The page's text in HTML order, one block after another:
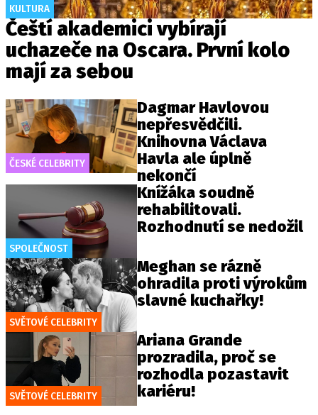
KULTURA
Čeští akademici vybírají
uchazeče na Oscara. První kolo
mají za sebou
ČESKÉ CELEBRITY
Dagmar Havlovou
nepřesvědčili.
Knihovna Václava
Havla ale úplně
nekončí
SPOLEČNOST
Knížáka soudně
rehabilitovali.
Rozhodnutí se nedožil
SVĚTOVÉ CELEBRITY
Meghan se rázně
ohradila proti výrokům
slavné kuchařky!
SVĚTOVÉ CELEBRITY
Ariana Grande
prozradila, proč se
rozhodla pozastavit
kariéru!